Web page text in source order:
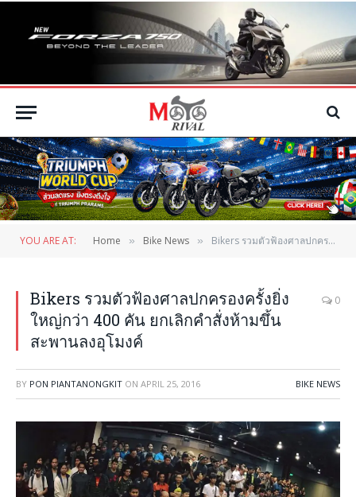
YOU ARE AT: Home » Bike News » Bikers รวมตัวฟ้องศาลปกครองครั้งยิ่งใหญ่กว่า 400 คัน ยกเลิกคำสั่งห้ามขึ้นสะพานลงอุโมงค์
Bikers รวมตัวฟ้องศาลปกครองครั้งยิ่ง
ใหญ่กว่า 400 คัน ยกเลิกคำสั่งห้ามขึ้น
สะพานลงอุโมงค์
0
BY PON PIANTANONGKIT ON APRIL 25, 2016 BIKE NEWS